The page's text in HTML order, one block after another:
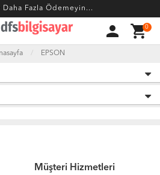
Daha Fazla Ödemeyin...
person shopping_cart0
EPSON
Müşteri Hizmetleri